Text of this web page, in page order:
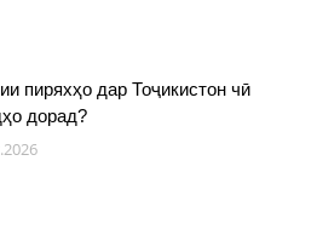
пиряхҳо дар Тоҷикистон чӣ
дорад?